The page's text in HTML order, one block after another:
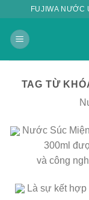
content
FUJIWA NƯỚC
TAG TỪ
Nước Súc
300ml
và công
Là sự kết hợp